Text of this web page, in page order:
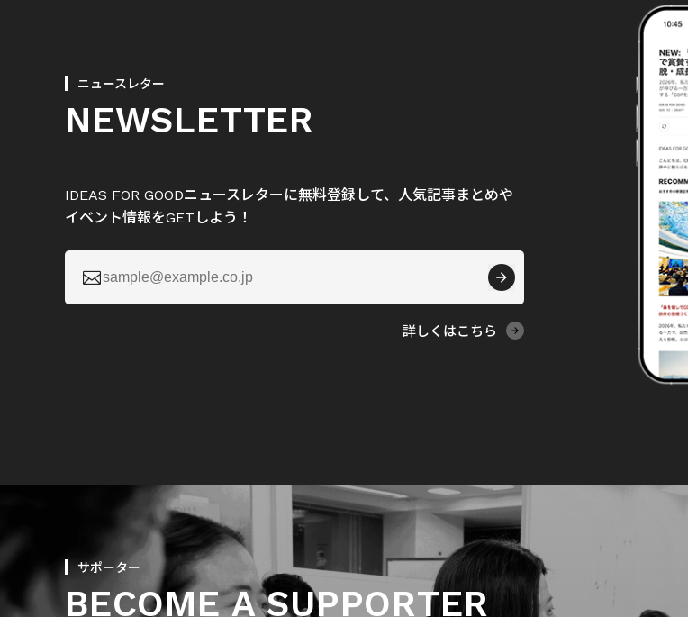
ニュースレター
NEWSLETTER
IDEAS FOR GOODニュースレターに無料登録して、人気記事まとめや
イベント情報をGETしよう！

詳しくはこちら
サポーター
BECOME A SUPPORTER